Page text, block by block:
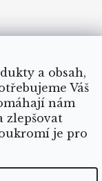
a obsah,
Váš
nám
zlepšovat
je pro
Day
Blog
Certifikáty